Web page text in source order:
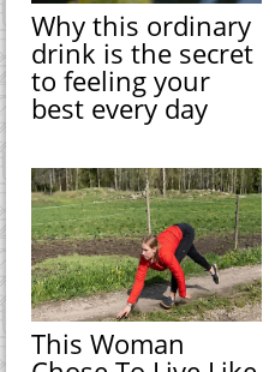
Why this ordinary
drink is the secret
to feeling your
best every day
This Woman